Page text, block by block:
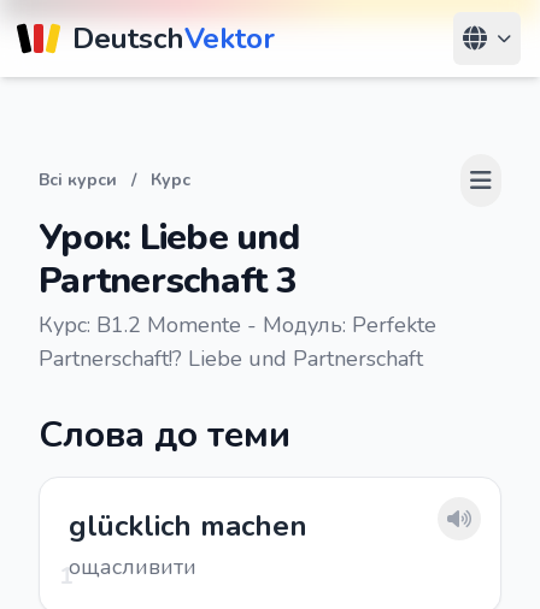
DeutschVektor
Всі курси / Курс
Урок: Liebe und
Partnerschaft 3
Курс: B1.2 Momente - Модуль: Perfekte
Partnerschaft!? Liebe und Partnerschaft
Слова до теми
glücklich machen
ощасливити
1